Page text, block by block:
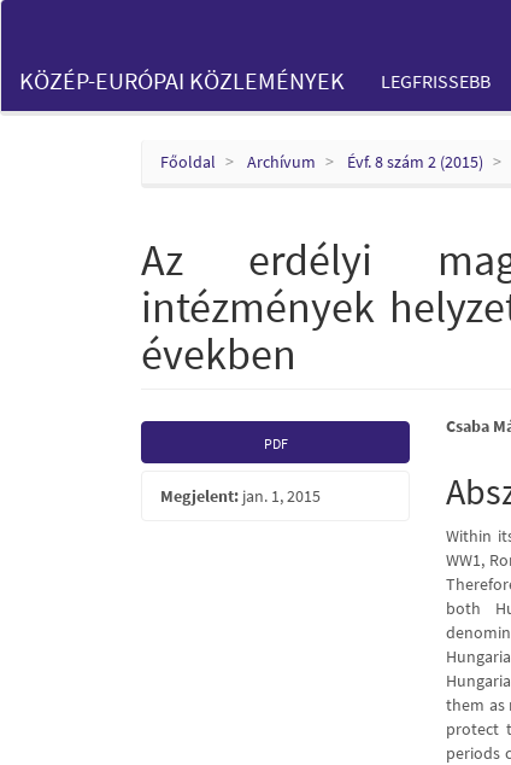
Content
Sidebar
KÖZÉP-EURÓPAI KÖZLEMÉNYEK LEGFRISSEBB
Főoldal Archívum Évf. 8 szám 2 (2015)
Az erdélyi
intézmények
években
Article
Sidebar
PDF
Megjelent: jan. 1, 2015
Csaba
Within
WW1,
both
them as
protect
periods